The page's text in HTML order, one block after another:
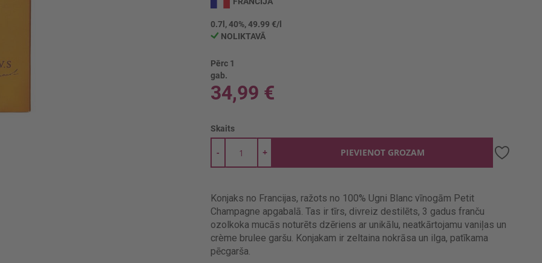
0.7l, 40%, 49.99 €/l
NOLIKTAVĀ
Pērc 1
gab.
34,99 €
Skaits
+
- PIEVIENOT GROZAM
Konjaks no Francijas, ražots no 100% Ugni Blanc vīnogām Petit
Champagne apgabalā. Tas ir tīrs, divreiz destilēts, 3 gadus franču
ozolkoka mucās noturēts dzēriens ar unikālu, neatkārtojamu vaniļas un
crème brulee garšu. Konjakam ir zeltaina nokrāsa un ilga, patīkama
pēcgarša.